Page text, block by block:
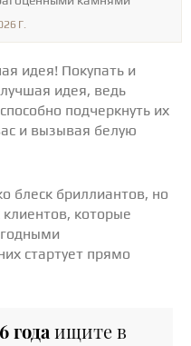
Г.
идея! Покупать и
идея, ведь
подчеркнуть их
и вызывая белую
блеск бриллиантов, но
которые
стартует прямо
года ищите в